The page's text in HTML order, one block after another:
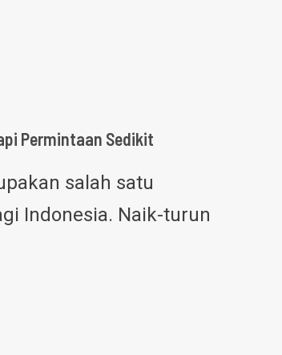
Permintaan Sedikit
salah satu
Indonesia. Naik-turun